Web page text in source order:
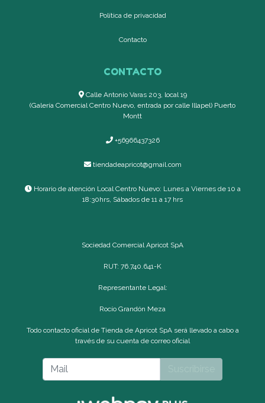
Política de privacidad
Contacto
CONTACTO
Calle Antonio Varas 203, local 19
(Galería Comercial Centro Nuevo, entrada por calle Illapel) Puerto
Montt
+56966437326
tiendadeapricot@gmail.com
Horario de atención Local Centro Nuevo: Lunes a Viernes de 10 a
18:30hrs, Sábados de 11 a 17 hrs
Sociedad Comercial Apricot SpA
RUT: 76.740.641-K
Representante Legal:
Rocío Grandón Meza
Todo contacto oficial de Tienda de Apricot SpA será llevado a cabo a
través de su cuenta de correo oficial